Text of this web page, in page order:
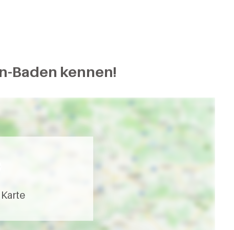
Baden kennen!